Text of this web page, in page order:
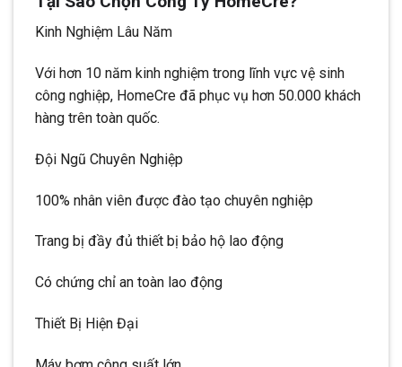
Kinh Nghiệm Lâu Năm
Với hơn 10 năm kinh nghiệm trong lĩnh vực vệ sinh
công nghiệp, HomeCre đã phục vụ hơn 50.000 khách
hàng trên toàn quốc.
Đội Ngũ Chuyên Nghiệp
100% nhân viên được đào tạo chuyên nghiệp
Trang bị đầy đủ thiết bị bảo hộ lao động
Có chứng chỉ an toàn lao động
Thiết Bị Hiện Đại